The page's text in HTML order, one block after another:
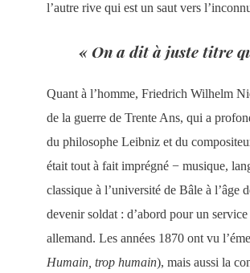
l’autre rive qui est un saut vers
« On a dit à juste titre
Quant à l’homme, Friedrich Wilhelm
de la guerre de Trente Ans, qui a
du philosophe Leibniz et du
était tout à fait imprégné − musique,
classique à l’université de Bâle à
devenir soldat : d’abord pour un
allemand. Les années 1870 ont vu
Humain, trop humain), mais aussi la